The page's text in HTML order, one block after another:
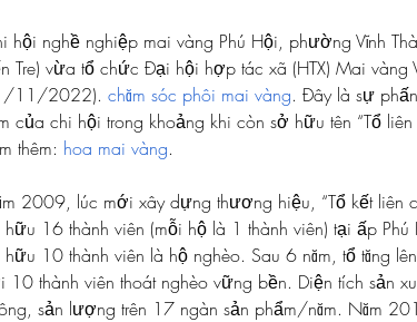
hội nghề nghiệp mai vàng Phú Hội, phường Vĩnh
Tre) vừa tổ chức Đại hội hợp tác xã (HTX) Mai vàng
11/2022). chăm sóc phôi mai vàng. Đây là sự
của chi hội trong khoảng khi còn sở hữu tên “Tổ
thêm: hoa mai vàng.
2009, lúc mới xây dựng thương hiệu, “Tổ kết liên
16 thành viên (mỗi hộ là 1 thành viên) tại ấp Phú
10 thành viên là hộ nghèo. Sau 6 năm, tổ tăng
10 thành viên thoát nghèo vững bền. Diện tích sản
sản lượng trên 17 ngàn sản phẩm/năm. Năm